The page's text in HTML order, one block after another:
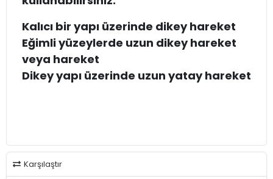
Kalıcı bir yapı üzerinde dikey hareket
Eğimli yüzeylerde uzun dikey hareket
veya hareket
Dikey yapı üzerinde uzun yatay hareket
Karşılaştır